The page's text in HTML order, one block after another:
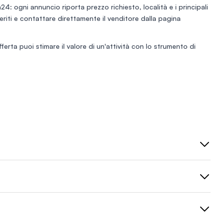
attività offre
crescita per chi
prodotti naturali. Si
serietà.
ogni annuncio riporta prezzo richiesto, località e i principali
e contattare direttamente il venditore dalla pagina
puoi stimare il valore di un'attività con lo strumento di